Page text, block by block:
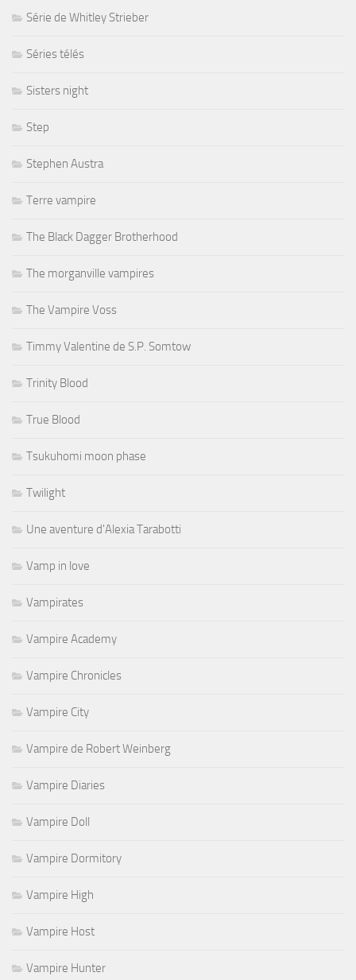
Série de Whitley Strieber
Séries télés
Sisters night
Step
Stephen Austra
Terre vampire
The Black Dagger Brotherhood
The morganville vampires
The Vampire Voss
Timmy Valentine de S.P. Somtow
Trinity Blood
True Blood
Tsukuhomi moon phase
Twilight
Une aventure d'Alexia Tarabotti
Vamp in love
Vampirates
Vampire Academy
Vampire Chronicles
Vampire City
Vampire de Robert Weinberg
Vampire Diaries
Vampire Doll
Vampire Dormitory
Vampire High
Vampire Host
Vampire Hunter